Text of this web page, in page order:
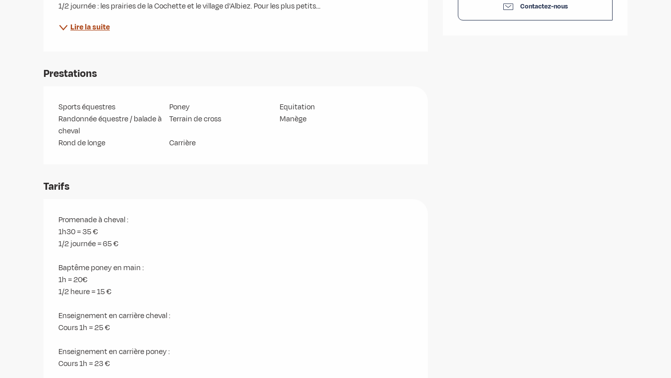
Contactez-nous
1/2 journée : les prairies de la Cochette et le village d'Albiez. Pour les plus petits...
Lire la suite
Prestations
Sports équestres Poney
Equitation
Randonnée équestre / balade à
cheval
Terrain de cross Manège
Rond de longe Carrière
Tarifs
Promenade à cheval :
1h30 = 35 €
1/2 journée = 65 €
Baptême poney en main :
1h = 20€
1/2 heure = 15 €
Enseignement en carrière cheval :
Cours 1h = 25 €
Enseignement en carrière poney :
Cours 1h = 23 €